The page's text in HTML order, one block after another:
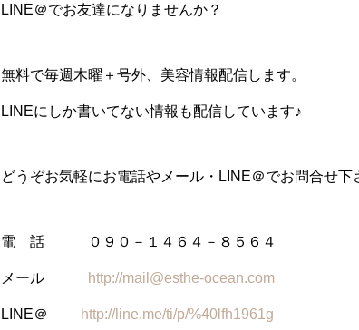
LINE＠でお友達になりませんか？
無料で毎週木曜＋号外、美容情報配信します。
LINEにしか書いてない情報も配信しています♪
どうぞお気軽にお電話やメール・LINE＠でお問合せ下
電 話 ０９０－１４６４－８５６４
メール http://mail@esthe-ocean.com
LINE＠ http://line.me/ti/p/%40lfh1961g